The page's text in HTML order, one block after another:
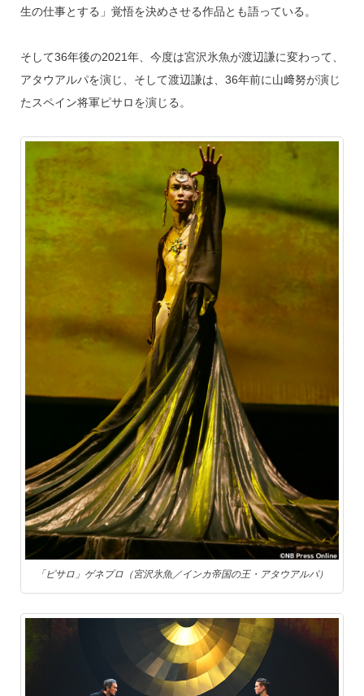
生の仕事とする」覚悟を決めさせる作品とも語っている。
そして36年後の2021年、今度は宮沢氷魚が渡辺謙に変わって、
アタウアルパを演じ、そして渡辺謙は、36年前に山﨑努が演じ
たスペイン将軍ピサロを演じる。
「ピサロ」ゲネプロ（宮沢氷魚／インカ帝国の王・アタウアルパ）